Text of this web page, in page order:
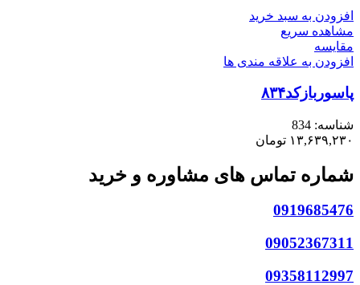
افزودن به سبد خرید
مشاهده سریع
مقایسه
افزودن به علاقه مندی ها
پاسوربازکد۸۳۴
شناسه: 834
۱۳,۶۳۹,۲۳۰ تومان
شماره تماس های مشاوره و خرید
0919685476
09052367311
09358112997